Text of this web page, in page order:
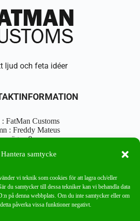
Hantera samtycke
vi teknik som cookies för att lagra och/eller
du samtycker till dessa tekniker kan vi behandla data
på denna webbplats. Om du inte samtycker eller om
påverka vissa funktioner negativt.
ljud och feta idéer
: FatMan Customs
: Freddy Mateus
9
Göteborg
– 18:00